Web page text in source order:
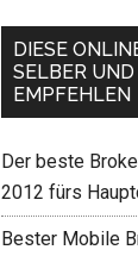
DIESE
SELBER
EMPFEHLEN
Der beste
2012 fürs
Bester Mobile